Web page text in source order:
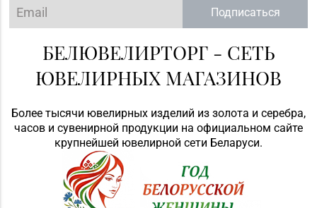
Подписаться
БЕЛЮВЕЛИРТОРГ - СЕТЬ
ЮВЕЛИРНЫХ МАГАЗИНОВ
Более тысячи ювелирных изделий из золота и серебра,
часов и сувенирной продукции на официальном сайте
крупнейшей ювелирной сети Беларуси.